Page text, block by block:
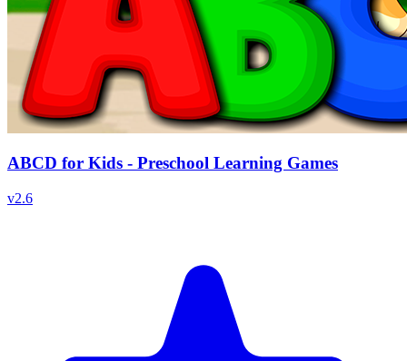
ABCD for Kids - Preschool Learning Games
v2.6